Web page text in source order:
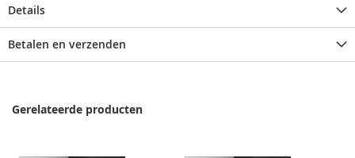
Details
Betalen en verzenden
Gerelateerde producten